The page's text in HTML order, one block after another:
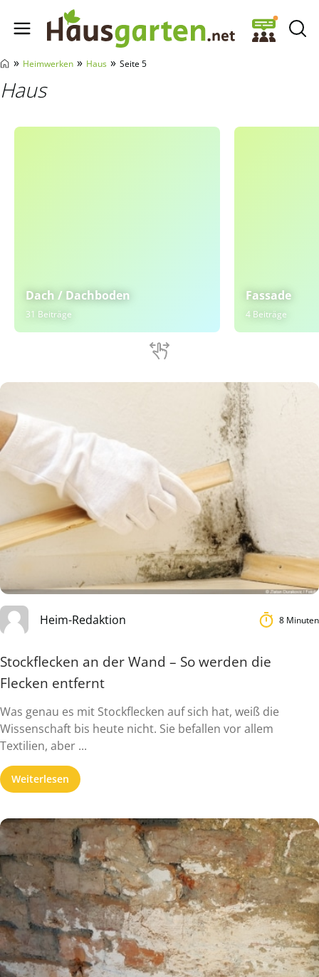
Hausgarten.net
» Heimwerken » Haus » Seite 5
Haus
Dach / Dachboden
31 Beiträge
Fassade
4 Beiträge
Heim-Redaktion 8 Minuten
Stockflecken an der Wand – So werden die
Flecken entfernt
Was genau es mit Stockflecken auf sich hat, weiß die
Wissenschaft bis heute nicht. Sie befallen vor allem
Textilien, aber ...
Weiterlesen